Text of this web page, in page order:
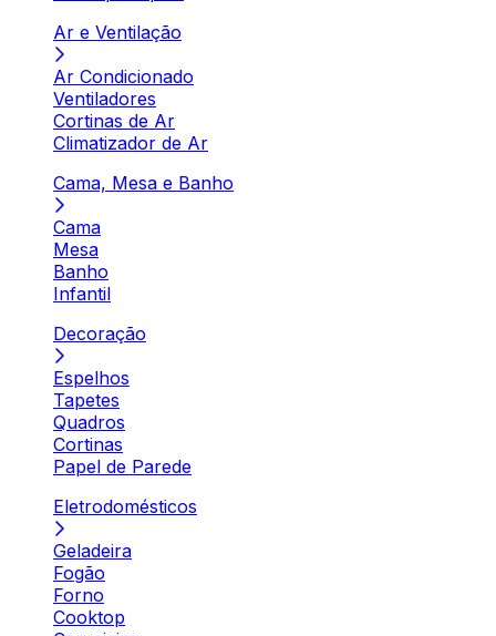
Ar e Ventilação
Ar Condicionado
Ventiladores
Cortinas de Ar
Climatizador de Ar
Cama, Mesa e Banho
Cama
Mesa
Banho
Infantil
Decoração
Espelhos
Tapetes
Quadros
Cortinas
Papel de Parede
Eletrodomésticos
Geladeira
Fogão
Forno
Cooktop